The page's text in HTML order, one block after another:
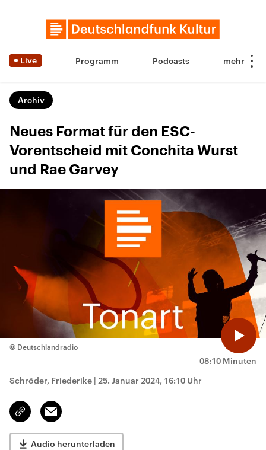
Live Programm Podcasts
Archiv
Neues Format für den ESC-
Vorentscheid mit Conchita Wurst
und Rae Garvey
08:10 Minuten
© Deutschlandradio
Schröder, Friederike | 25. Januar 2024, 16:10 Uhr
Link
kopieren/teilen
Email
Audio herunterladen